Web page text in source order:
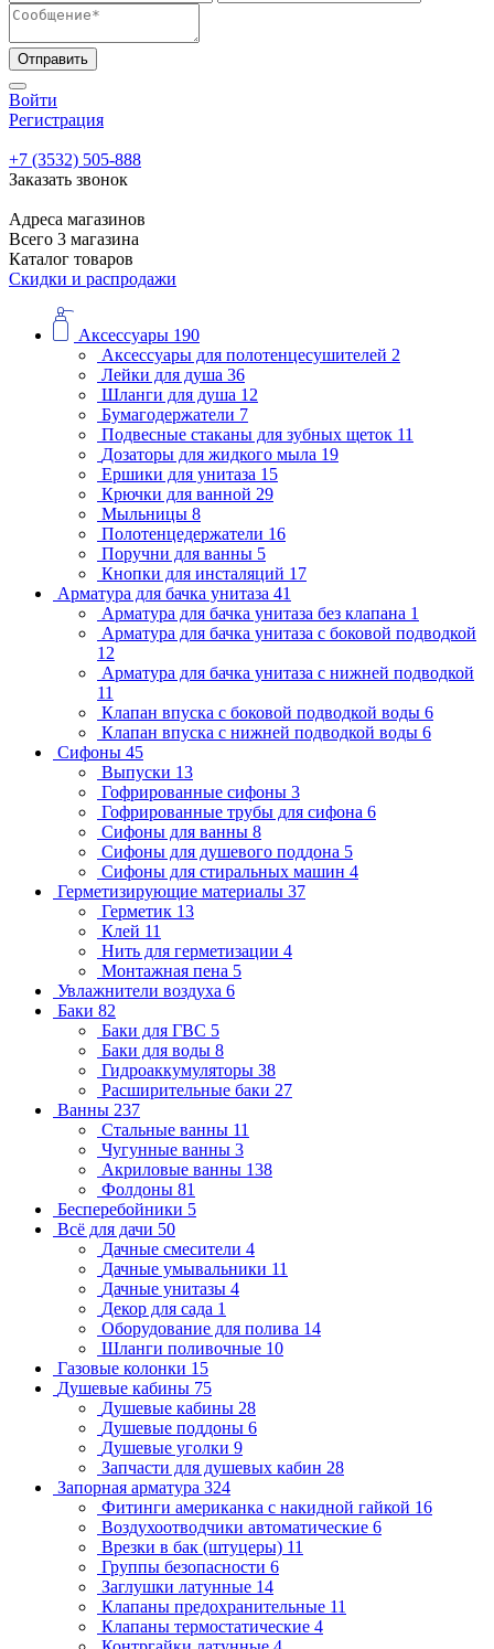
Отправить
Войти
Регистрация
+7 (3532) 505-888
Заказать звонок
Адреса магазинов
Всего 3 магазина
Каталог товаров
Скидки и распродажи
Аксессуары 190
Аксессуары для полотенцесушителей 2
Лейки для душа 36
Шланги для душа 12
Бумагодержатели 7
Подвесные стаканы для зубных щеток 11
Дозаторы для жидкого мыла 19
Ершики для унитаза 15
Крючки для ванной 29
Мыльницы 8
Полотенцедержатели 16
Поручни для ванны 5
Кнопки для инсталяций 17
Арматура для бачка унитаза 41
Арматура для бачка унитаза без клапана 1
Арматура для бачка унитаза с боковой подводкой
12
Арматура для бачка унитаза с нижней подводкой
11
Клапан впуска с боковой подводкой воды 6
Клапан впуска с нижней подводкой воды 6
Сифоны 45
Выпуски 13
Гофрированные сифоны 3
Гофрированные трубы для сифона 6
Сифоны для ванны 8
Сифоны для душевого поддона 5
Сифоны для стиральных машин 4
Герметизирующие материалы 37
Герметик 13
Клей 11
Нить для герметизации 4
Монтажная пена 5
Увлажнители воздуха 6
Баки 82
Баки для ГВС 5
Баки для воды 8
Гидроаккумуляторы 38
Расширительные баки 27
Ванны 237
Стальные ванны 11
Чугунные ванны 3
Акриловые ванны 138
Фолдоны 81
Бесперебойники 5
Всё для дачи 50
Дачные смесители 4
Дачные умывальники 11
Дачные унитазы 4
Декор для сада 1
Оборудование для полива 14
Шланги поливочные 10
Газовые колонки 15
Душевые кабины 75
Душевые кабины 28
Душевые поддоны 6
Душевые уголки 9
Запчасти для душевых кабин 28
Запорная арматура 324
Фитинги американка с накидной гайкой 16
Воздухоотводчики автоматические 6
Врезки в бак (штуцеры) 11
Группы безопасности 6
Заглушки латунные 14
Клапаны предохранительные 11
Клапаны термостатические 4